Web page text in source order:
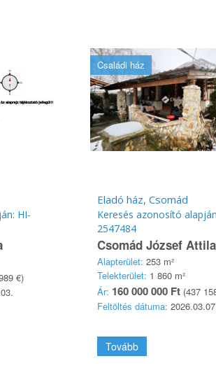
HI-
€)
Családi ház
Eladó ház, Csomád
Keresés azonosító
2547484
Csomád József
Alapterület: 253 m²
Telekterület: 1 860 m²
Ár: 160 000 000 Ft(437
Feltöltés dátuma:
Tovább